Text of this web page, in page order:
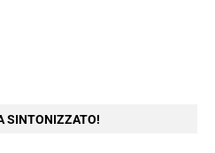
SINTONIZZATO!